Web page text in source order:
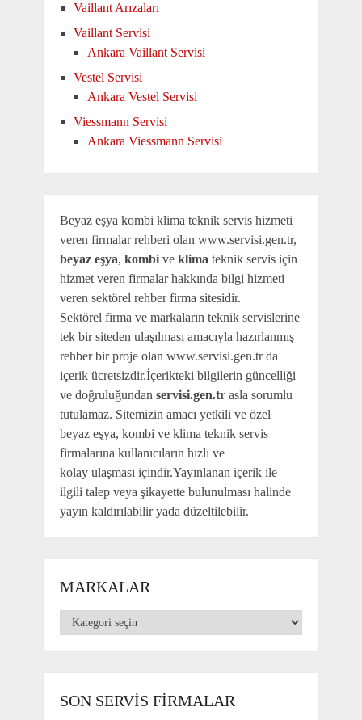
Vaillant Arızaları
Vaillant Servisi
Ankara Vaillant Servisi
Vestel Servisi
Ankara Vestel Servisi
Viessmann Servisi
Ankara Viessmann Servisi
Beyaz eşya kombi klima teknik servis hizmeti
veren firmalar rehberi olan www.servisi.gen.tr,
beyaz eşya, kombive klima teknik servis için
hizmet veren firmalar hakkında bilgi hizmeti
veren sektörel rehber firma sitesidir.
Sektörel firma ve markaların teknik servislerine
tek bir siteden ulaşılması amacıyla hazırlanmış
rehber bir proje olan www.servisi.gen.tr da
içerik ücretsizdir.İçerikteki bilgilerin güncelliği
ve doğruluğundan servisi.gen.trasla sorumlu
tutulamaz. Sitemizin amacı yetkili ve özel
beyaz eşya, kombi ve klima teknik servis
firmalarına kullanıcıların hızlı ve
kolay ulaşması içindir.Yayınlanan içerik ile
ilgili talep veya şikayette bulunulması halinde
yayın kaldırılabilir yada düzeltilebilir.
MARKALAR
Markalar
SON SERVİS FİRMALAR